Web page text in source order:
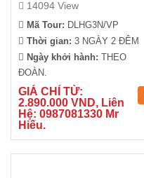
14094 View
Mã Tour: DLHG3N/VP
Thời gian: 3 NGÀY 2 ĐÊM
Ngày khởi hành: THEO
ĐOÀN.
GIÁ CHỈ TỪ:
2.890.000 VND, Liên
Hệ: 0987081330 Mr
Hiếu.